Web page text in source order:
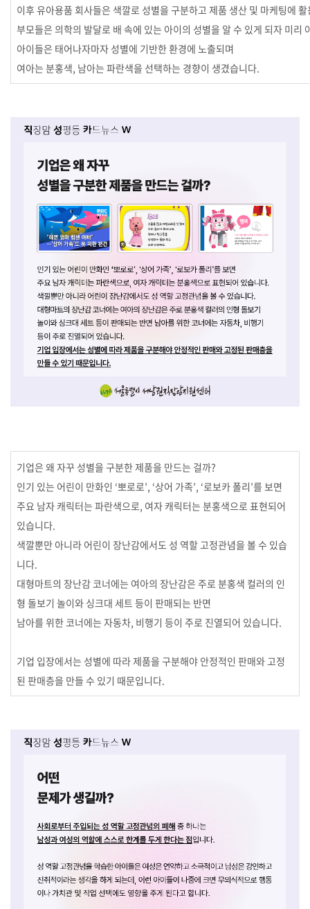
이후 유아용품 회사들은 색깔로 성별을 구분하고 제품 생산 및 마케팅에
부모들은 의학의 발달로 배 속에 있는 아이의 성별을 알 수 있게 되자 미리
아이들은 태어나자마자 성별에 기반한 환경에 노출되며
여아는 분홍색, 남아는 파란색을 선택하는 경향이 생겼습니다.
기업은 왜 자꾸 성별을 구분한 제품을 만드는 걸까?
인기 있는 어린이 만화인 ‘뽀로로’, ‘상어 가족’, ‘로보카 폴리’를 보면
주요 남자 캐릭터는 파란색으로, 여자 캐릭터는 분홍색으로 표현되어
있습니다.
색깔뿐만 아니라 어린이 장난감에서도 성 역할 고정관념을 볼 수 있습
니다.
대형마트의 장난감 코너에는 여아의 장난감은 주로 분홍색 컬러의 인
형 돌보기 놀이와 싱크대 세트 등이 판매되는 반면
남아를 위한 코너에는 자동차, 비행기 등이 주로 진열되어 있습니다.
기업 입장에서는 성별에 따라 제품을 구분해야 안정적인 판매와 고정
된 판매층을 만들 수 있기 때문입니다.